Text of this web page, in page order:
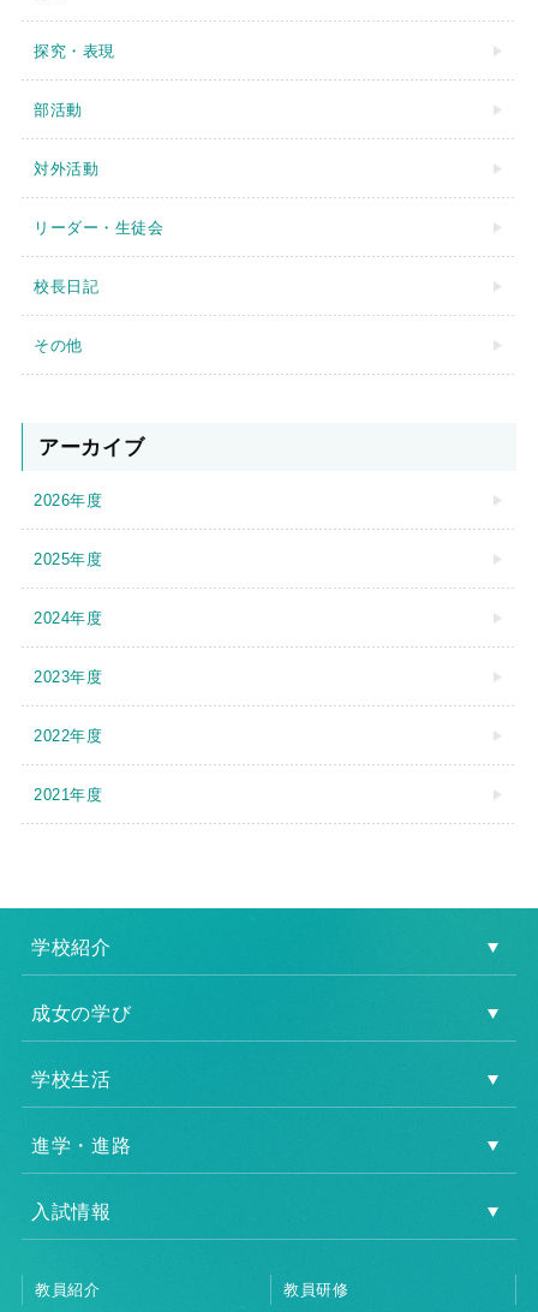
探究・表現
部活動
対外活動
リーダー・生徒会
校長日記
その他
アーカイブ
2026年度
2025年度
2024年度
2023年度
2022年度
2021年度
学校紹介
成女の学び
学校生活
進学・進路
入試情報
教員紹介 教員研修